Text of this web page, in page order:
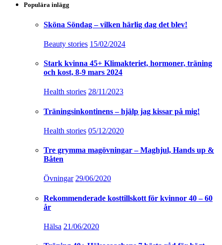
Populära inlägg
Sköna Söndag – vilken härlig dag det blev!
Beauty stories 15/02/2024
Stark kvinna 45+ Klimakteriet, hormoner, träning
och kost, 8-9 mars 2024
Health stories 28/11/2023
Träningsinkontinens – hjälp jag kissar på mig!
Health stories 05/12/2020
Tre grymma magövningar – Maghjul, Hands up &
Båten
Övningar 29/06/2020
Rekommenderade kosttillskott för kvinnor 40 – 60
år
Hälsa 21/06/2020